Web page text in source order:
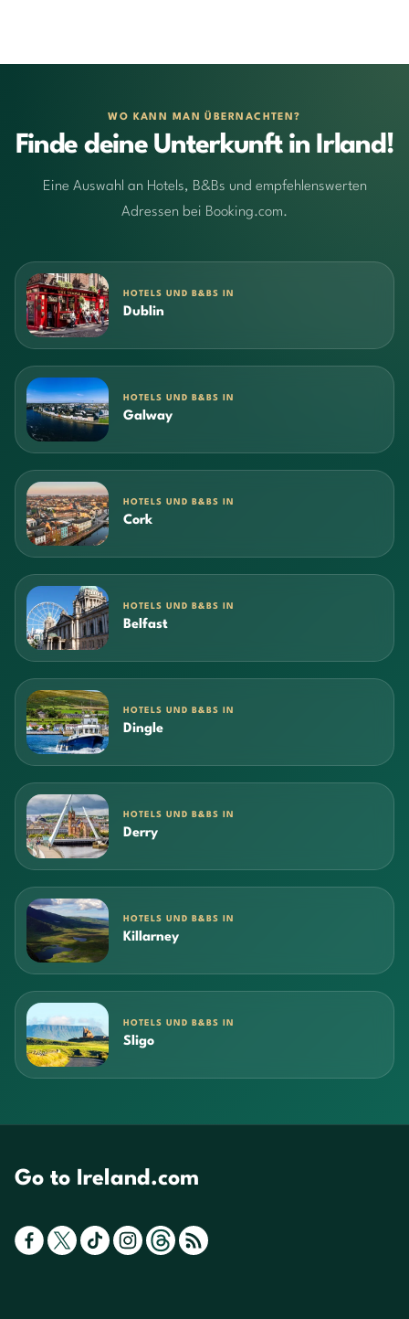
WO KANN MAN ÜBERNACHTEN?
Finde deine Unterkunft in Irland!
Eine Auswahl an Hotels, B&Bs und empfehlenswerten
Adressen bei Booking.com.
HOTELS UND B&BS IN
Dublin
HOTELS UND B&BS IN
Galway
HOTELS UND B&BS IN
Cork
HOTELS UND B&BS IN
Belfast
HOTELS UND B&BS IN
Dingle
HOTELS UND B&BS IN
Derry
HOTELS UND B&BS IN
Killarney
HOTELS UND B&BS IN
Sligo
Go to Ireland.com